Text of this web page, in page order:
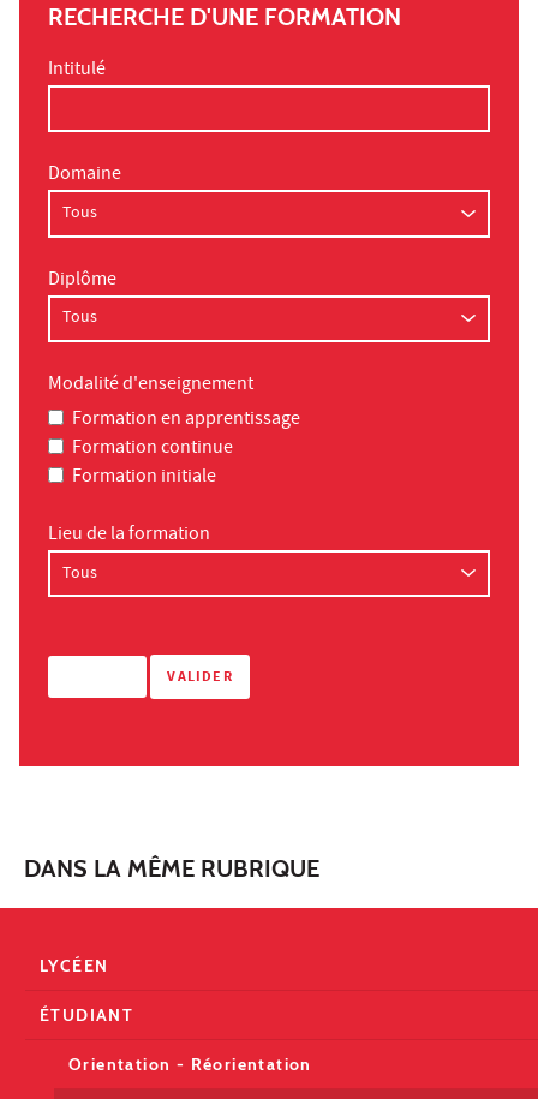
RECHERCHE D'UNE FORMATION
Intitulé
Domaine
Diplôme
Modalité d'enseignement
Formation en apprentissage
Formation continue
Formation initiale
Lieu de la formation
DANS LA MÊME RUBRIQUE
LYCÉEN
ÉTUDIANT
Orientation - Réorientation